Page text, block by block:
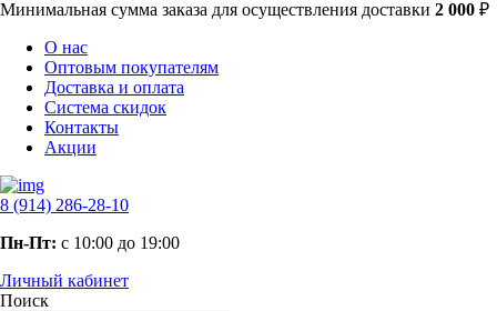
Минимальная сумма заказа для осуществления доставки 2 000 ₽
О нас
Оптовым покупателям
Доставка и оплата
Система скидок
Контакты
Акции
8 (914) 286-28-10
Пн-Пт: с 10:00 до 19:00
Личный кабинет
Поиск